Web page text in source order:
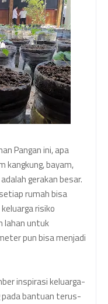
Pangan ini, apa
bayam,
gerakan besar.
rumah bisa
risiko
lahan untuk
pun bisa menjadi
inspirasi keluarga-
pada bantuan terus-